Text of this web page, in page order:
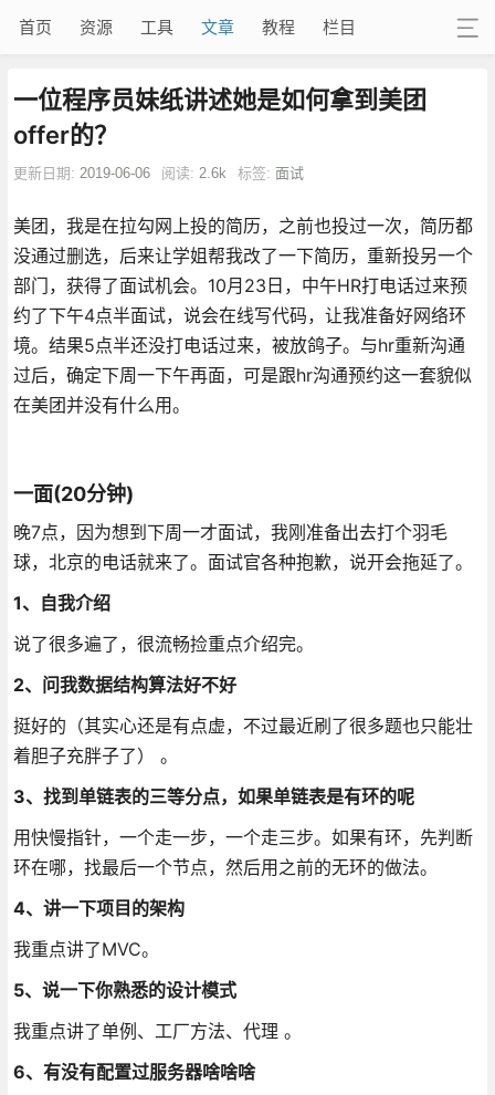
首页 资源 工具 文章 教程 栏目
一位程序员妹纸讲述她是如何拿到美团
offer的？
更新日期: 2019-06-06 阅读: 2.6k 标签: 面试
美团，我是在拉勾网上投的简历，之前也投过一次，简历都
没通过删选，后来让学姐帮我改了一下简历，重新投另一个
部门，获得了面试机会。10月23日，中午HR打电话过来预
约了下午4点半面试，说会在线写代码，让我准备好网络环
境。结果5点半还没打电话过来，被放鸽子。与hr重新沟通
过后，确定下周一下午再面，可是跟hr沟通预约这一套貌似
在美团并没有什么用。
一面(20分钟)
晚7点，因为想到下周一才面试，我刚准备出去打个羽毛
球，北京的电话就来了。面试官各种抱歉，说开会拖延了。
1、自我介绍
说了很多遍了，很流畅捡重点介绍完。
2、问我数据结构算法好不好
挺好的（其实心还是有点虚，不过最近刷了很多题也只能壮
着胆子充胖子了） 。
3、找到单链表的三等分点，如果单链表是有环的呢
用快慢指针，一个走一步，一个走三步。如果有环，先判断
环在哪，找最后一个节点，然后用之前的无环的做法。
4、讲一下项目的架构
我重点讲了MVC。
5、说一下你熟悉的设计模式
我重点讲了单例、工厂方法、代理 。
6、有没有配置过服务器啥啥啥